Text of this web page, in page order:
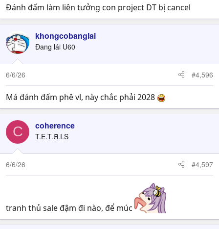
Đánh đấm làm liên tưởng con project DT bị cancel
khongcobanglai
Đang lái U60
6/6/26 #4,596
Má đánh đấm phê vl, này chắc phải 2028
C coherence
T.E.T.Я.I.S
6/6/26 #4,597
tranh thủ sale đậm đi nào, để múc